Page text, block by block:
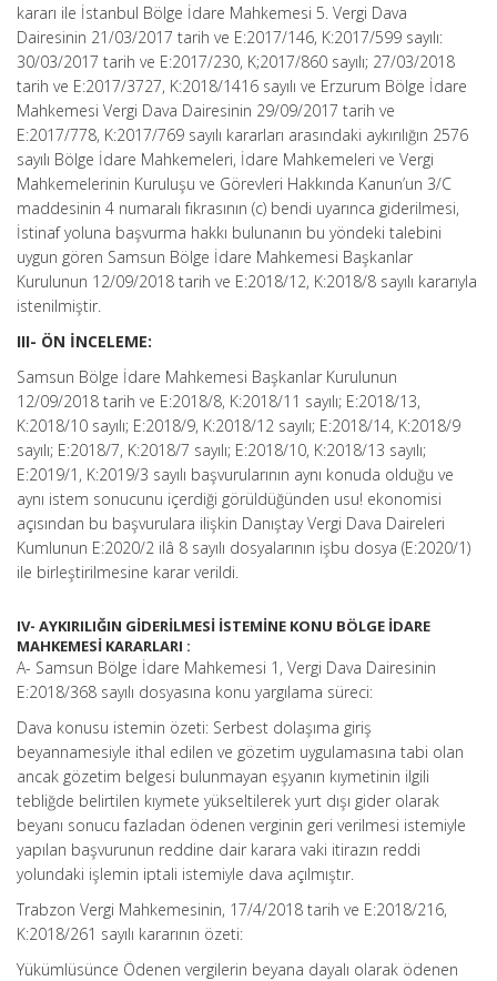
kararı ile İstanbul Bölge İdare Mahkemesi 5. Vergi Dava
Dairesinin 21/03/2017 tarih ve E:2017/146, K:2017/599 sayılı:
30/03/2017 tarih ve E:2017/230, K;2017/860 sayılı; 27/03/2018
tarih ve E:2017/3727, K:2018/1416 sayılı ve Erzurum Bölge İdare
Mahkemesi Vergi Dava Dairesinin 29/09/2017 tarih ve
E:2017/778, K:2017/769 sayılı kararları arasındaki aykırılığın 2576
sayılı Bölge İdare Mahkemeleri, İdare Mahkemeleri ve Vergi
Mahkemelerinin Kuruluşu ve Görevleri Hakkında Kanun’un 3/C
maddesinin 4 numaralı fıkrasının (c) bendi uyarınca giderilmesi,
İstinaf yoluna başvurma hakkı bulunanın bu yöndeki talebini
uygun gören Samsun Bölge İdare Mahkemesi Başkanlar
Kurulunun 12/09/2018 tarih ve E:2018/12, K:2018/8 sayılı kararıyla
istenilmiştir.
III- ÖN İNCELEME:
Samsun Bölge İdare Mahkemesi Başkanlar Kurulunun
12/09/2018 tarih ve E:2018/8, K:2018/11 sayılı; E:2018/13,
K:2018/10 sayılı; E:2018/9, K:2018/12 sayılı; E:2018/14, K:2018/9
sayılı; E:2018/7, K:2018/7 sayılı; E:2018/10, K:2018/13 sayılı;
E:2019/1, K:2019/3 sayılı başvurularının aynı konuda olduğu ve
aynı istem sonucunu içerdiği görüldüğünden usu! ekonomisi
açısından bu başvurulara ilişkin Danıştay Vergi Dava Daireleri
Kumlunun E:2020/2 ilâ 8 sayılı dosyalarının işbu dosya (E:2020/1)
ile birleştirilmesine karar verildi.
IV- AYKIRILIĞIN GİDERİLMESİ İSTEMİNE KONU BÖLGE İDARE
MAHKEMESİ KARARLARI :
A- Samsun Bölge İdare Mahkemesi 1, Vergi Dava Dairesinin
E:2018/368 sayılı dosyasına konu yargılama süreci:
Dava konusu istemin özeti: Serbest dolaşıma giriş
beyannamesiyle ithal edilen ve gözetim uygulamasına tabi olan
ancak gözetim belgesi bulunmayan eşyanın kıymetinin ilgili
tebliğde belirtilen kıymete yükseltilerek yurt dışı gider olarak
beyanı sonucu fazladan ödenen verginin geri verilmesi istemiyle
yapılan başvurunun reddine dair karara vaki itirazın reddi
yolundaki işlemin iptali istemiyle dava açılmıştır.
Trabzon Vergi Mahkemesinin, 17/4/2018 tarih ve E:2018/216,
K:2018/261 sayılı kararının özeti:
Yükümlüsünce Ödenen vergilerin beyana dayalı olarak ödenen